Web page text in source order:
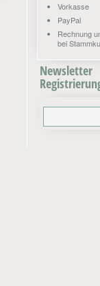
Vorkasse
PayPal
Rechnung
bei
Newsletter